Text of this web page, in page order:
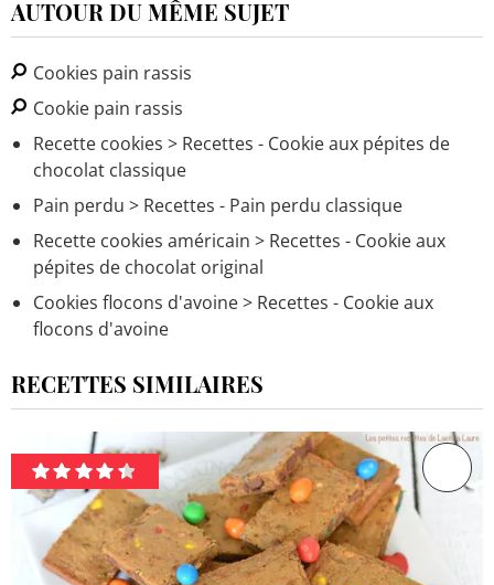
AUTOUR DU MÊME SUJET
Cookies pain rassis
Cookie pain rassis
Recette cookies > Recettes - Cookie aux pépites de
chocolat classique
Pain perdu > Recettes - Pain perdu classique
Recette cookies américain > Recettes - Cookie aux
pépites de chocolat original
Cookies flocons d'avoine> Recettes - Cookie aux
flocons d'avoine
RECETTES SIMILAIRES